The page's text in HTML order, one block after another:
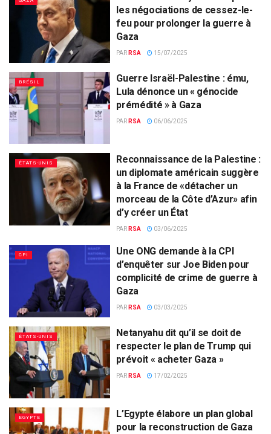
les négociations de cessez-le-
feu pour prolonger la guerre à
Gaza
PAR RSA 15/07/2025
BRÉSIL
Guerre Israël-Palestine : ému,
Lula dénonce un « génocide
prémédité » à Gaza
PAR RSA 06/06/2025
ÉTATS-UNIS
Reconnaissance de la Palestine :
un diplomate américain suggère
à la France de «détacher un
morceau de la Côte d’Azur» afin
d’y créer un État
PAR RSA 03/06/2025
CPI
Une ONG demande à la CPI
d’enquêter sur Joe Biden pour
complicité de crime de guerre à
Gaza
PAR RSA 03/03/2025
ÉTATS-UNIS
Netanyahu dit qu’il se doit de
respecter le plan de Trump qui
prévoit « acheter Gaza »
PAR RSA 17/02/2025
EGYPTE
L’Egypte élabore un plan global
pour la reconstruction de Gaza